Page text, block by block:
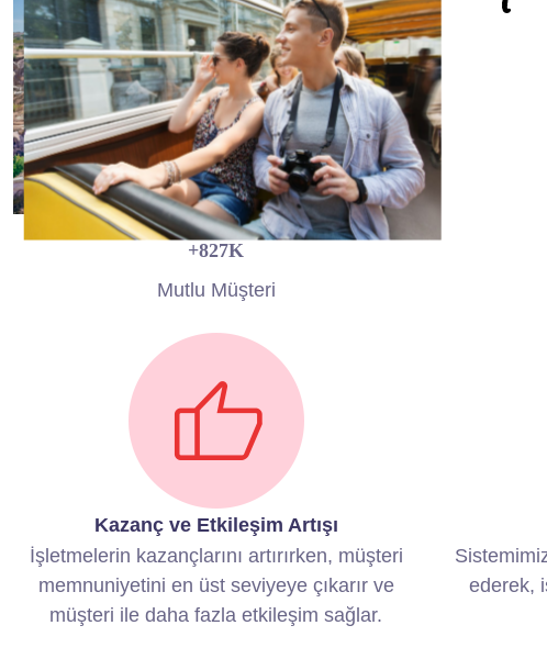
+870K
Mutlu Müşteri
Kazanç ve Etkileşim Artışı
İşletmelerin kazançlarını artırırken, müşteri
memnuniyetini en üst seviyeye çıkarır ve
müşteri ile daha fazla etkileşim sağlar.
ederek,